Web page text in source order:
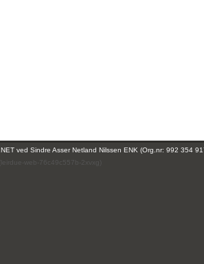
ved Sindre Asser Netland Nilssen ENK (Org.nr: 992 354
(leirdue-web-76c49c557b-2xvxg)